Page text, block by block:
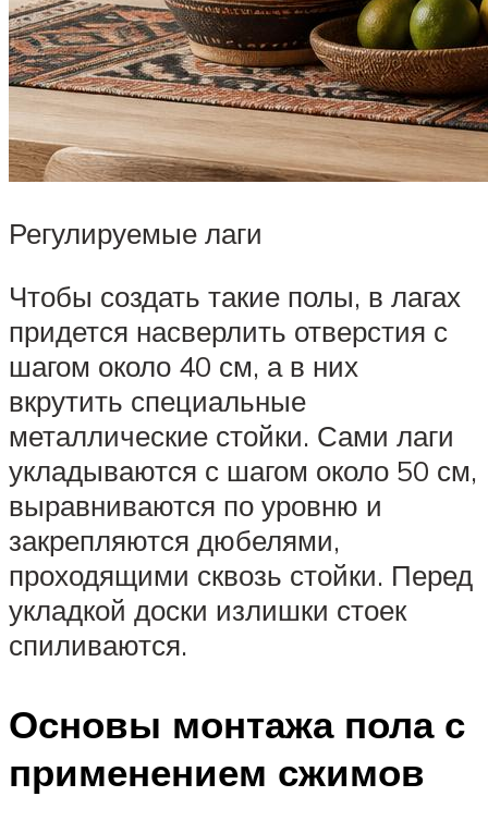
Регулируемые лаги
Чтобы создать такие полы, в лагах
придется насверлить отверстия с
шагом около 40 см, а в них
вкрутить специальные
металлические стойки. Сами лаги
укладываются с шагом около 50 см,
выравниваются по уровню и
закрепляются дюбелями,
проходящими сквозь стойки. Перед
укладкой доски излишки стоек
спиливаются.
Основы монтажа пола с
применением сжимов